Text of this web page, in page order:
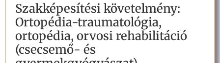
Szakképesítési követelmény:
Ortopédia-traumatológia,
ortopédia, orvosi rehabilitáció
(csecsemő- és